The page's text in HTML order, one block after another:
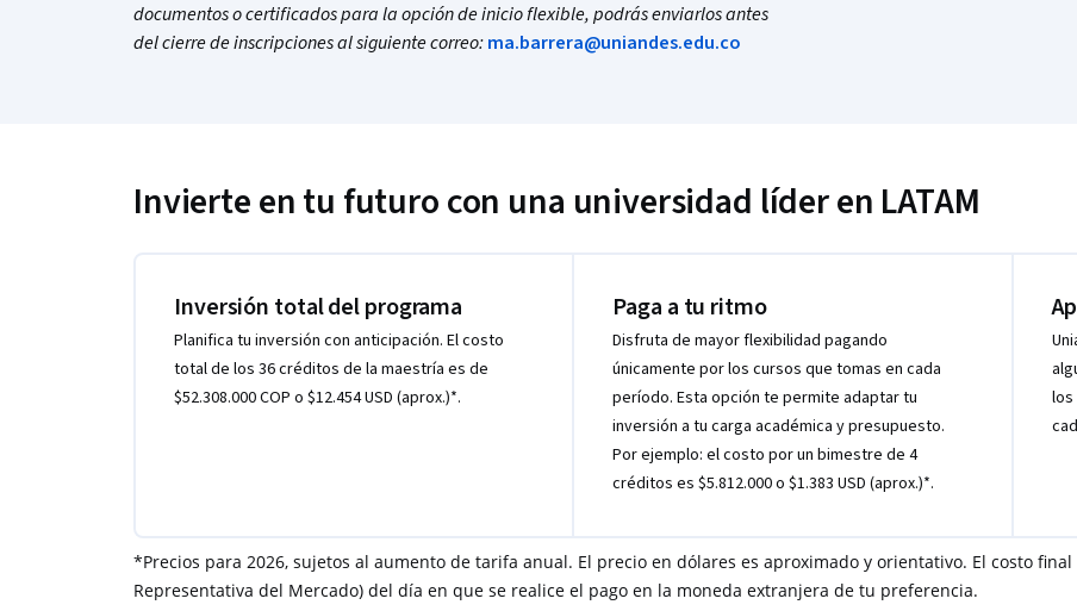
documentos o certificados para la opción de inicio flexible, podrás enviarlos antes
del cierre de inscripciones al siguiente correo:ma.barrera@uniandes.edu.co
Invierte en tu futuro con una universidad líder en LATAM
Inversión total del programa
Planifica tu inversión con anticipación. El costo
total de los 36 créditos de la maestría es de
$52.308.000 COP o $12.454 USD (aprox.)*.
Paga a tu ritmo
Disfruta de mayor flexibilidad pagando
únicamente por los cursos que tomas en cada
período. Esta opción te permite adaptar tu
inversión a tu carga académica y presupuesto.
Por ejemplo: el costo por un bimestre de 4
créditos es $5.812.000 o $1.383 USD (aprox.)*.
los
*Precios para 2026, sujetos al aumento de tarifa anual. El precio en dólares es aproximado y orientativo. El costo
Representativa del Mercado) del día en que se realice el pago en la moneda extranjera de tu preferencia.